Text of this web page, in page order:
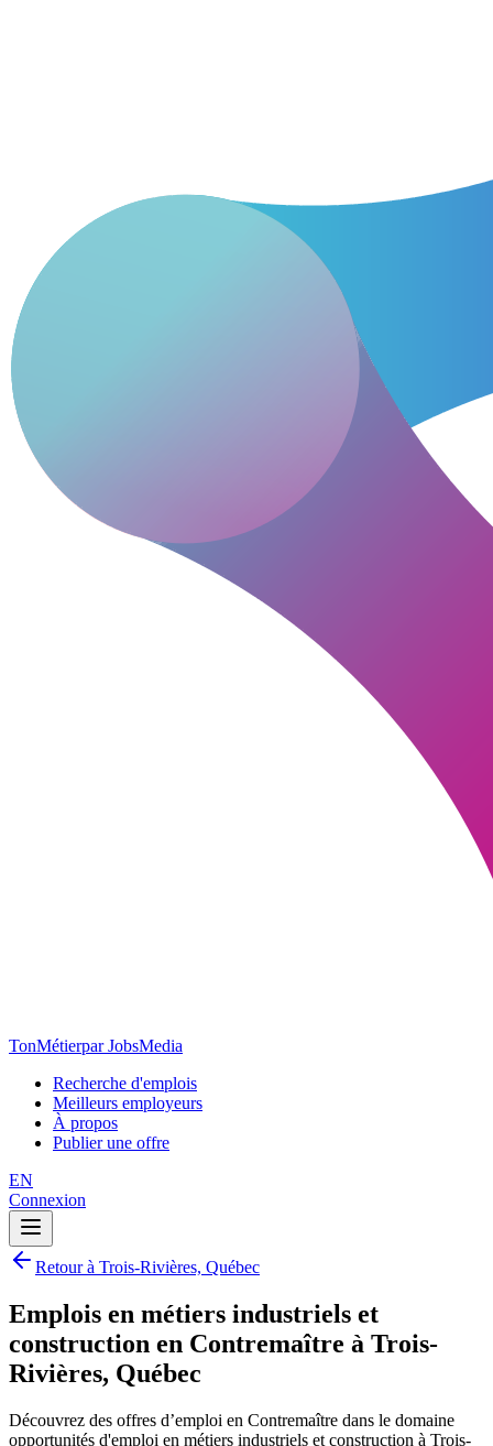
TonMétierpar JobsMedia
Recherche d'emplois
Meilleurs employeurs
À propos
Publier une offre
EN
Connexion
Retour à Trois-Rivières, Québec
Emplois en métiers industriels et
construction en Contremaître à Trois-
Rivières, Québec
Découvrez des offres d’emploi en Contremaître dans le domaine
opportunités d'emploi en métiers industriels et construction à Trois-